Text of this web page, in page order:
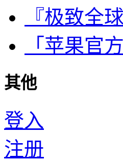
『极致全
「苹果官
其他
登入
注册